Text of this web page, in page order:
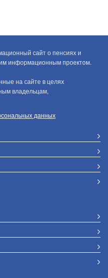
сайт о пенсиях и
информационным проектом.
на сайте в целях
владельцам,
данных